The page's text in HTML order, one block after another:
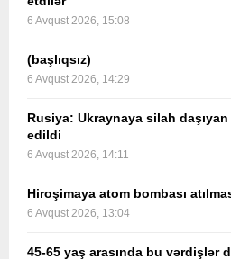
6 Avqust 2026, 15:08
(başlıqsız)
6 Avqust 2026, 14:29
Rusiya: Ukraynaya silah
edildi
6 Avqust 2026, 14:11
Hiroşimaya atom bombası
6 Avqust 2026, 13:04
45-65 yaş arasında bu vərdişlər